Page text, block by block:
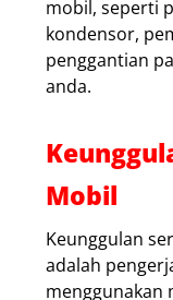
mobil, seperti
kondensor,
penggantian
anda.
Mobil
Keunggulan
adalah
menggunakan